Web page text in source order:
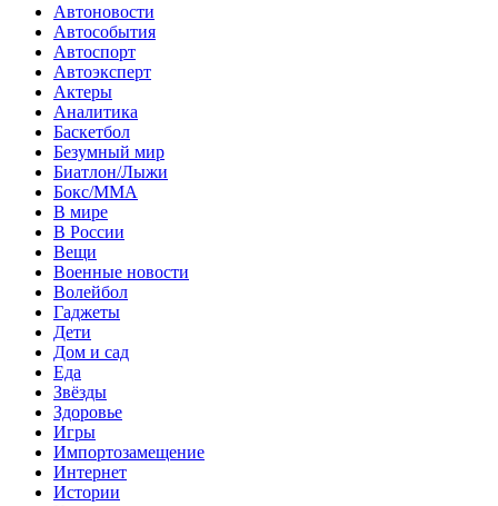
Автоновости
Автособытия
Автоспорт
Автоэксперт
Актеры
Аналитика
Баскетбол
Безумный мир
Биатлон/Лыжи
Бокс/MMA
В мире
В России
Вещи
Военные новости
Волейбол
Гаджеты
Дети
Дом и сад
Еда
Звёзды
Здоровье
Игры
Импортозамещение
Интернет
Истории